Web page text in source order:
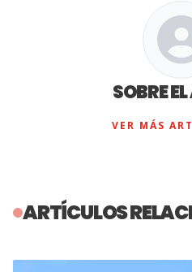
SOBRE
VER MÁS
ARTÍCULOS